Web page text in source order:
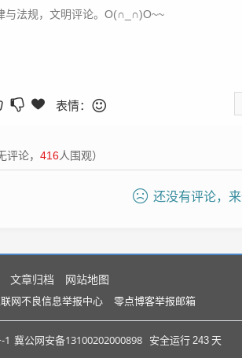
表情：
评论， 416人围观）
还没有评论，
文章归档 网站地图
网不良信息举报中心 零点博客举报邮箱
1 冀公网安备13100202000898 安全运行 243 天